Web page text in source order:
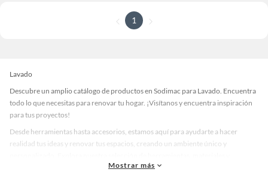
1
Lavado
Descubre un amplio catálogo de productos en Sodimac para Lavado. Encuentra
todo lo que necesitas para renovar tu hogar. ¡Visítanos y encuentra inspiración
para tus proyectos!
Desde herramientas hasta accesorios, estamos aquí para ayudarte a hacer
realidad tus ideas y renovar tus espacios, creando un ambiente único y
accesorios de calidad que te ayudarán a crear un espacio más tú.
Mostrar más